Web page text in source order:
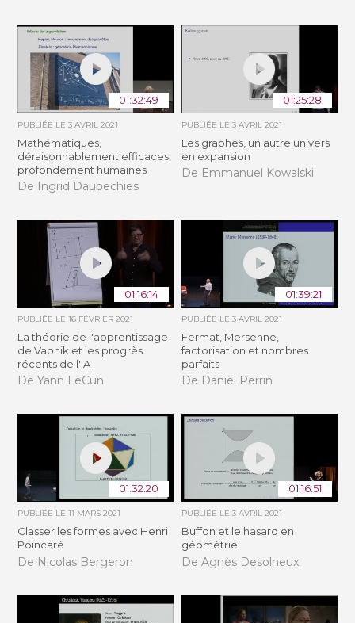
01:32:49
PUBLIÉE LE3 AVRIL 2021
Mathématiques,
déraisonnablement efficaces,
profondément humaines
De Ingrid Daubechies
01:25:28
PUBLIÉE LE 3 AVRIL 2021
Les graphes, un autre univers
en expansion
De Emmanuel Kowalski
01:16:14
PUBLIÉE LE16 FÉVRIER 2021
La théorie de l'apprentissage
de Vapnik et les progrès
récents de l'IA
De Yann LeCun
01:39:21
PUBLIÉE LE 3 AVRIL 2021
Fermat, Mersenne,
factorisation et nombres
parfaits
De Daniel Perrin
01:32:20
PUBLIÉE LE11 MARS 2021
Classer les formes avec Henri
Poincaré
De Nicolas Bergeron
01:16:51
PUBLIÉE LE 3 AVRIL 2021
Buffon et le hasard en
géométrie
De Agnès Desolneux